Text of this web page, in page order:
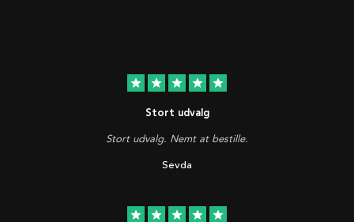
star star star star star
Stort udvalg
Stort udvalg. Nemt at bestille.
Sevda
star star star star star